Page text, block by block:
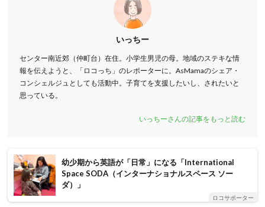
いっちー
センター南近郊（仲町台）在住。小学生男児の母。地域のステキな情
報を伝えようと、「ロコっち」のレポーターに。AsMamaのシェア・
コンシェルジュとしても活動中。子育てを支援したいし、されたいと
思っている。
いっちーさんの記事をもっと読む
幼少期から英語が「日常」になる「International
Space SODA（インターナショナルスペース ソー
ダ）」
ロコサポーター